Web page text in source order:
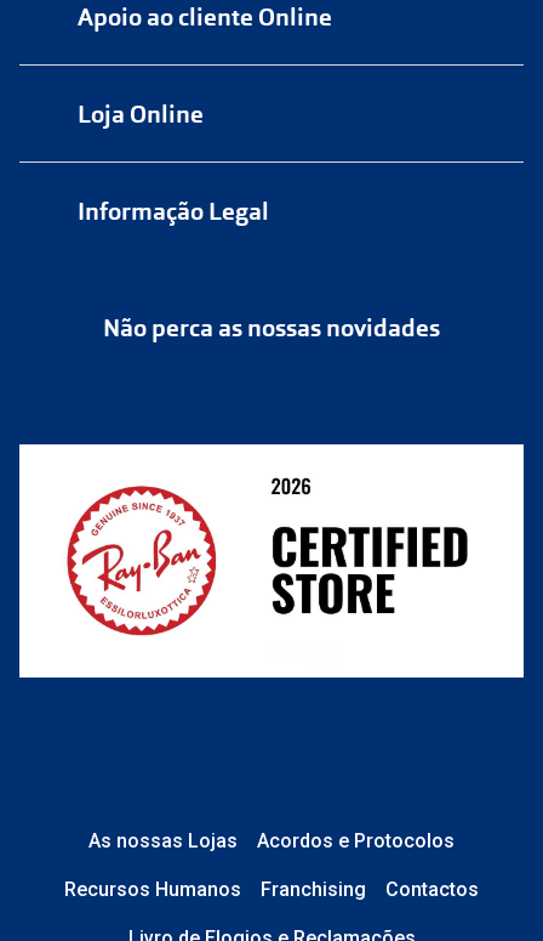
Apoio ao cliente Online
Loja Online
Perguntas frequentes
Informação Legal
Política de Cookies
Não perca as nossas novidades
As nossas Lojas Acordos e Protocolos
Recursos Humanos Franchising Contactos